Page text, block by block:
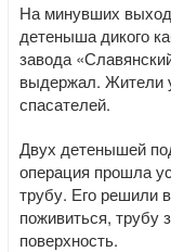
На минувших
детеныша дикого
завода
выдержал. Жители
спасателей.
Двух детенышей
операция прошла
трубу. Его решили
поживиться, трубу
поверхность.